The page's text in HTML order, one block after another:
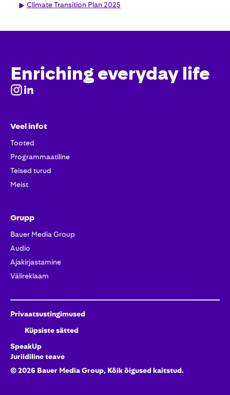
Climate Transition Plan 2025
Enriching everyday life
Veel infot
Tooted
Programmaatiline
Teised turud
Meist
Grupp
Bauer Media Group
Audio
Ajakirjastamine
Välireklaam
Privaatsustingimused
Küpsiste sätted
SpeakUp
Juriidiline teave
©2026 Bauer Media Group, Kõik õigused kaitstud.